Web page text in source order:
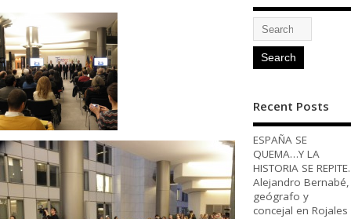
Recent Posts
ESPAÑA SE
QUEMA…Y LA
HISTORIA SE REPITE.
Alejandro Bernabé,
geógrafo y
concejal en Rojales